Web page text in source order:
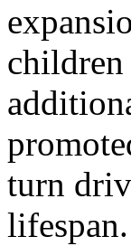
turn
lifespan.